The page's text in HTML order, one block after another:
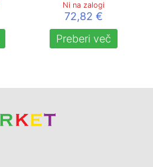
Ni na zalogi
72,82 €
Preberi več